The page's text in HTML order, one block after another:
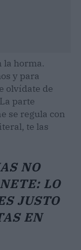
la horma.
y para
olvídate de
parte
se regula con
te las
NO
LO
JUSTO
EN